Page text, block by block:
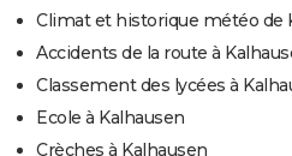
Climat et historique météo de
Accidents de la route à
Classement des lycées à
Ecole à Kalhausen
Crèches à Kalhausen